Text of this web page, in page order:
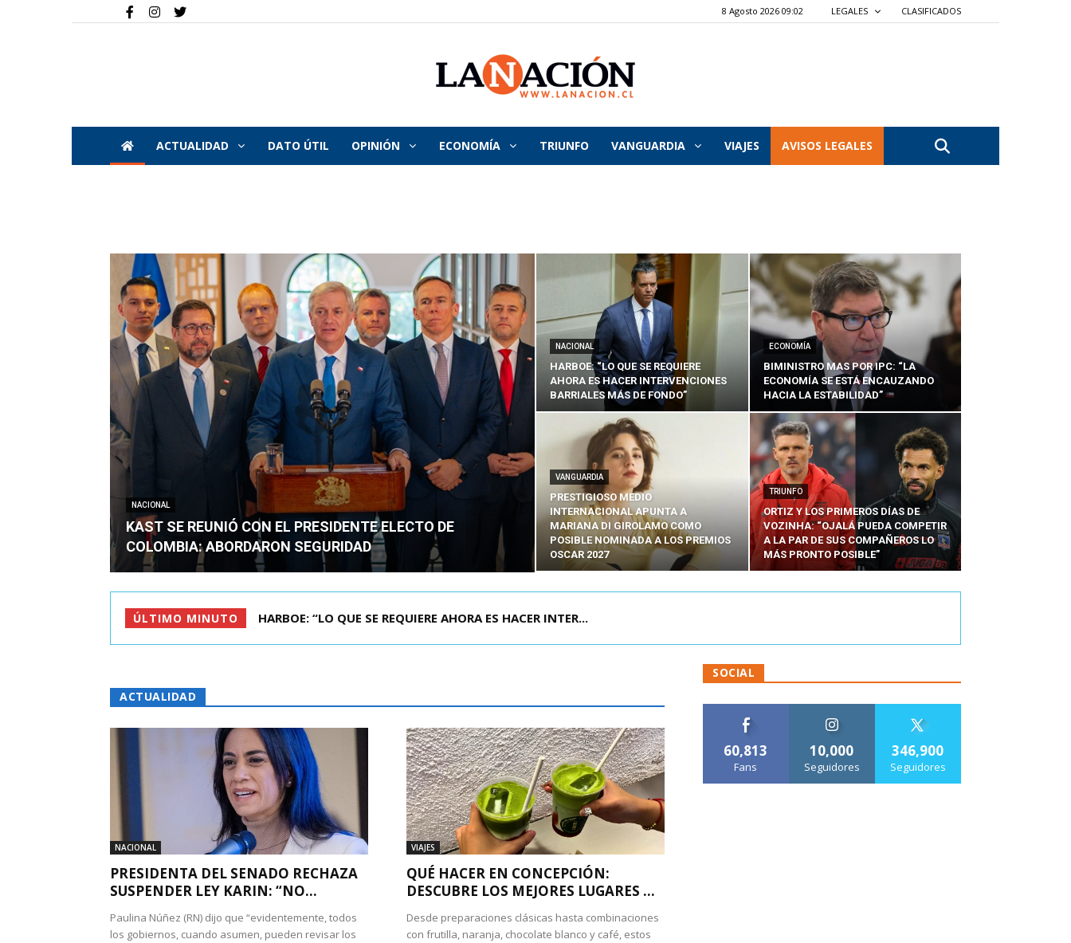
8 Agosto 2026 09:03 LEGALES CLASIFICADOS
La
Nación
ACTUALIDAD DATO ÚTIL OPINIÓN ECONOMÍA TRIUNFO VANGUARDIA VIAJES AVISOS LEGALES
NACIONAL
KAST SE REUNIÓ CON EL PRESIDENTE ELECTO DE
COLOMBIA: ABORDARON SEGURIDAD
NACIONAL
HARBOE: “LO QUE SE REQUIERE
AHORA ES HACER INTERVENCIONES
BARRIALES MÁS DE FONDO”
ECONOMÍA
BIMINISTRO MAS POR IPC: “LA
ECONOMÍA SE ESTÁ ENCAUZANDO
HACIA LA ESTABILIDAD”
VANGUARDIA
PRESTIGIOSO MEDIO
INTERNACIONAL APUNTA A
MARIANA DI GIROLAMO COMO
POSIBLE NOMINADA A LOS PREMIOS
OSCAR 2027
TRIUNFO
ORTIZ Y LOS PRIMEROS DÍAS DE
VOZINHA: “OJALÁ PUEDA COMPETIR
A LA PAR DE SUS COMPAÑEROS LO
MÁS PRONTO POSIBLE”
ÚLTIMO MINUTO BIMINISTRO MAS POR IPC: “LA ECONOMÍA SE ESTÁ ENC...
ACTUALIDAD
NACIONAL
PRESIDENTA DEL SENADO RECHAZA
SUSPENDER LEY KARIN: “NO...
Paulina Núñez (RN) dijo que “evidentemente, todos
los gobiernos, cuando asumen, pueden revisar los
VIAJES
QUÉ HACER EN CONCEPCIÓN:
DESCUBRE LOS MEJORES LUGARES ...
Desde preparaciones clásicas hasta combinaciones
con frutilla, naranja, chocolate blanco y café, estos
SOCIAL
60,813
Fans
10,000
Seguidores
346,900
Seguidores